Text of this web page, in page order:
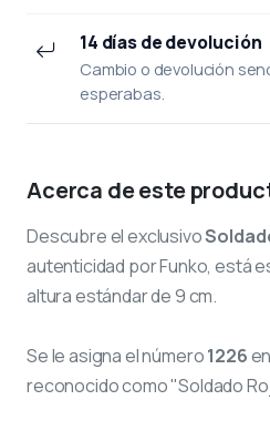
14 días de devolución
Cambio o devolución
esperabas.
Acerca de este
Descubre el exclusivo
autenticidad por Funko, está
altura estándar de 9 cm.
Se le asigna el número1226
reconocido como "Soldado